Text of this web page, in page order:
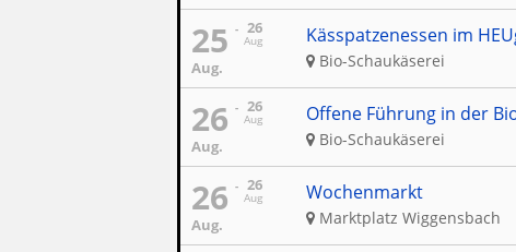
26
Aug
25
Aug.
Kässpatzenessen im
Bio-Schaukäserei
26
Aug
26
Aug.
Offene Führung in der
Bio-Schaukäserei
26
Aug
26
Aug.
Wochenmarkt
Marktplatz Wiggensbach